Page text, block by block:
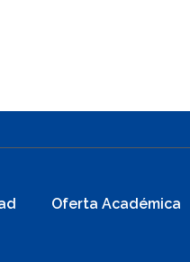
Oferta Académica